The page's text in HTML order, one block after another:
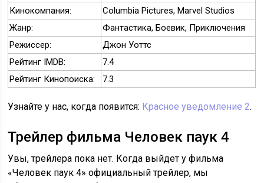
Кинокомпания:
Columbia Pictures, Marvel Studios
Жанр:
Фантастика, Боевик, Приключения
Режиссер:
Джон Уоттс
Рейтинг IMDB:
7.4
Рейтинг Кинопоиска:
7.3
Узнайте у нас, когда появится: Красное уведомление 2.
Трейлер фильма Человек паук 4
Увы, трейлера пока нет. Когда выйдет у фильма
«Человек паук 4» официальный трейлер, мы